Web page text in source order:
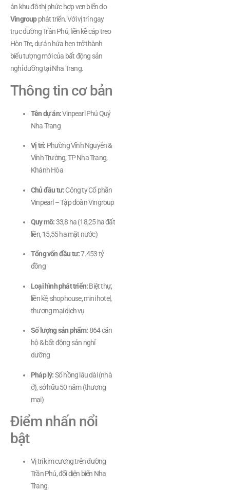
án khu đô thị phức hợp ven biển do
Vingroupphát triển. Với vị trí ngay
trục đường Trần Phú, liền kề cáp treo
Hòn Tre, dự án hứa hẹn trở thành
biểu tượng mới của bất động sản
nghỉ dưỡng tại Nha Trang.
Thông tin cơ bản
Tên dự án:Vinpearl Phú Quý
Nha Trang
Vị trí: Phường Vĩnh Nguyên &
Vĩnh Trường, TP Nha Trang,
Khánh Hòa
Chủ đầu tư:Công ty Cổ phần
Vinpearl – Tập đoàn Vingroup
Quy mô:33,8 ha (18,25 ha đất
liền, 15,55 ha mặt nước)
Tổng vốn đầu tư:7.453 tỷ
đồng
Loại hình phát triển:Biệt thự,
liền kề, shophouse, mini hotel,
thương mại dịch vụ
Số lượng sản phẩm:864 căn
hộ & bất động sản nghỉ
dưỡng
Pháp lý:Sổ hồng lâu dài (nhà
ở), sở hữu 50 năm (thương
mại)
Điểm nhấn nổi
bật
Vị trí kim cương trên đường
Trần Phú, đối diện biển Nha
Trang.